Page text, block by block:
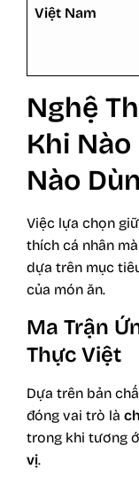
Việt Nam
Nghệ
Khi Nào
Nào
Việc lựa chọn
thích cá nhân
dựa trên mục
của món ăn.
Ma Trận
Thực Việt
Dựa trên bản
đóng vai trò là
trong khi tương
vị.